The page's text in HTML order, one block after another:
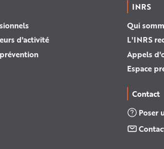
d'activité
INRS
Qui
L'INRS
Appels
Espace
Contact
Poser